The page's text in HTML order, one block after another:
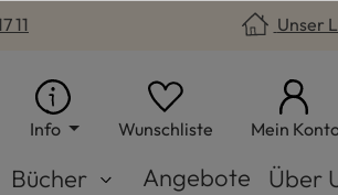
11 Unser
Info Wunschliste Du hast 0
Mein
Bücher Angebote Über